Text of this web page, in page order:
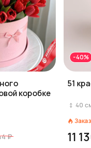
коробке
₽
-40%
51
40
11